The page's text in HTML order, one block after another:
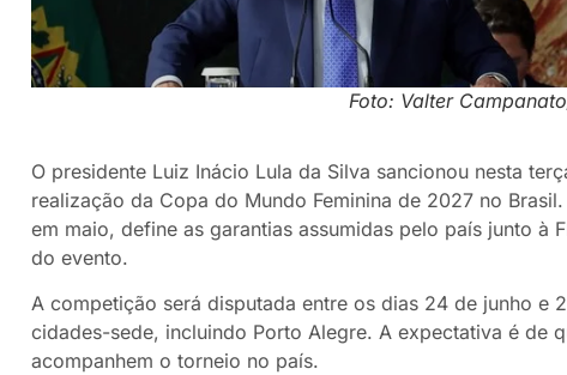
Foto: Valter
O presidente Luiz Inácio Lula da Silva sancionou nesta
realização da Copa do Mundo Feminina de 2027 no
em maio, define as garantias assumidas pelo país junto à
do evento.
A competição será disputada entre os dias 24 de junho e
cidades-sede, incluindo Porto Alegre. A expectativa é de
acompanhem o torneio no país.